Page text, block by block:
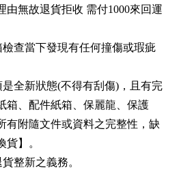
由無故退貨拒收 需付1000來回運
查當下發現有任何撞傷或瑕疵
全新狀態(不得有刮傷)，且有完
箱、配件紙箱、保麗龍、保護
有附隨文件或資料之完整性，缺
貨】。
整新之義務。